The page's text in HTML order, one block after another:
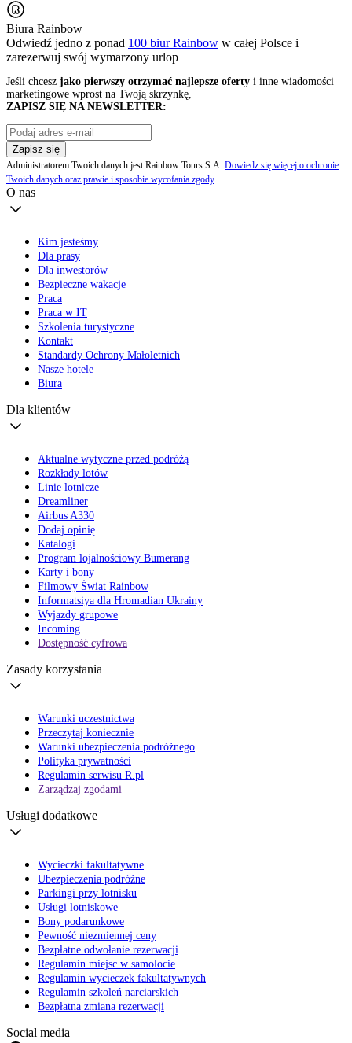
Biura Rainbow
Odwiedź jedno z ponad 100 biur Rainbow w całej Polsce i
zarezerwuj swój wymarzony urlop
Jeśli chcesz jako pierwszy otrzymać najlepsze oferty i inne wiadomości
marketingowe wprost na Twoją skrzynkę,
ZAPISZ SIĘ NA NEWSLETTER:
Zapisz się
Administratorem Twoich danych jest Rainbow Tours S.A. Dowiedz się więcej o ochronie
Twoich danych oraz prawie i sposobie wycofania zgody.
O nas
Kim jesteśmy
Dla prasy
Dla inwestorów
Bezpieczne wakacje
Praca
Praca w IT
Szkolenia turystyczne
Kontakt
Standardy Ochrony Małoletnich
Nasze hotele
Biura
Dla klientów
Aktualne wytyczne przed podróżą
Rozkłady lotów
Linie lotnicze
Dreamliner
Airbus A330
Dodaj opinię
Katalogi
Program lojalnościowy Bumerang
Karty i bony
Filmowy Świat Rainbow
Informatsiya dla Hromadian Ukrainy
Wyjazdy grupowe
Incoming
Dostępność cyfrowa
Zasady korzystania
Warunki uczestnictwa
Przeczytaj koniecznie
Warunki ubezpieczenia podróżnego
Polityka prywatności
Regulamin serwisu R.pl
Zarządzaj zgodami
Usługi dodatkowe
Wycieczki fakultatywne
Ubezpieczenia podróżne
Parkingi przy lotnisku
Usługi lotniskowe
Bony podarunkowe
Pewność niezmiennej ceny
Bezpłatne odwołanie rezerwacji
Regulamin miejsc w samolocie
Regulamin wycieczek fakultatywnych
Regulamin szkoleń narciarskich
Bezpłatna zmiana rezerwacji
Social media